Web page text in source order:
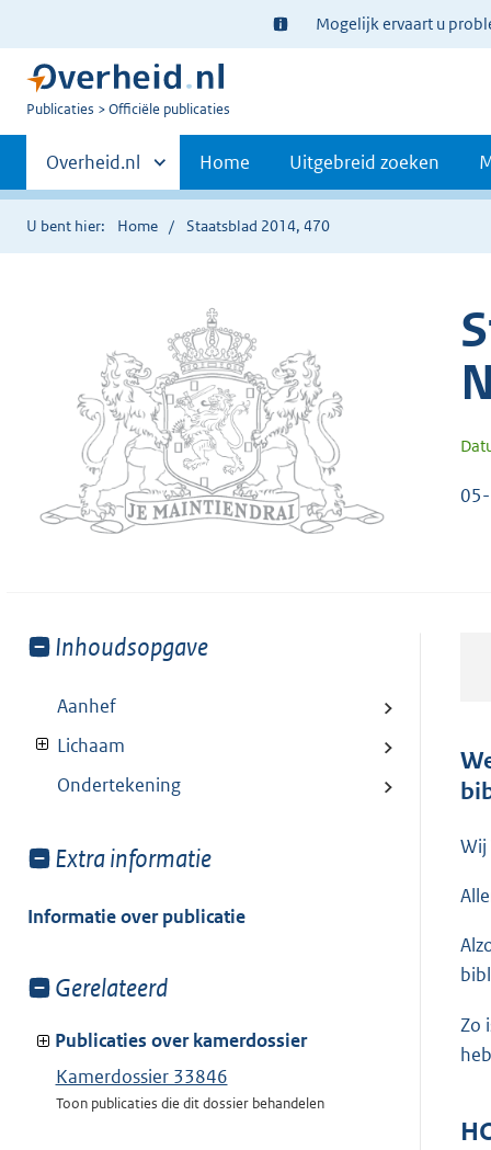
Ter
informatie:
Mogelijk ervaart u
U
Publicaties Officiële publicaties
Primaire
navigatie
Andere
sites
binnen
Overheid.nl Home Uitgebreid zoeken
U bent hier: Home Staatsblad 2014, 470
Toon
van:
Inhoudsopgave
Aanhef
Lichaam
Ondertekening
Toon
van:
Extra informatie
Informatie over publicatie
Toon
van:
Gerelateerd
Publicaties over kamerdossier
Kamerdossier 33846
Toon publicaties die dit dossier behandelen
Wij
Zo